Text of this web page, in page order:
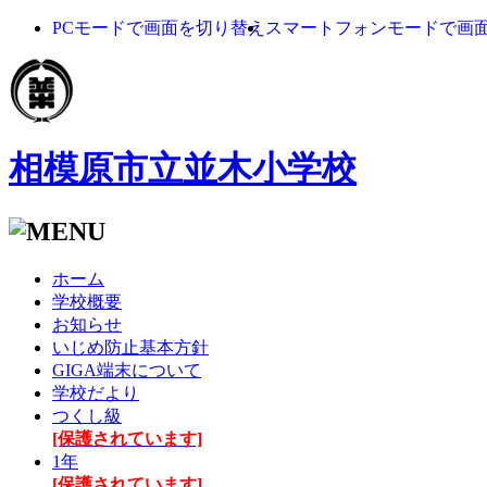
PCモードで画面を切り替え スマートフォンモードで画
相模原市立並木小学校
ホーム
学校概要
お知らせ
いじめ防止基本方針
GIGA端末について
学校だより
つくし級
[保護されています]
1年